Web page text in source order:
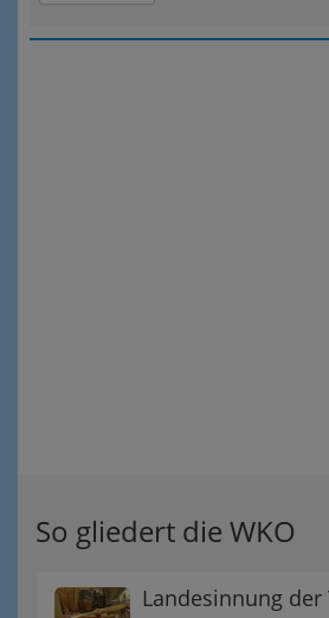
So gliedert die WKO
Landesinnung der